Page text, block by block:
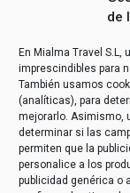
de
En Mialma Travel
imprescindibles para
También usamos
(analíticas), para
mejorarlo. Asimismo,
determinar si las
permiten que la
personalice a los
publicidad genérica o